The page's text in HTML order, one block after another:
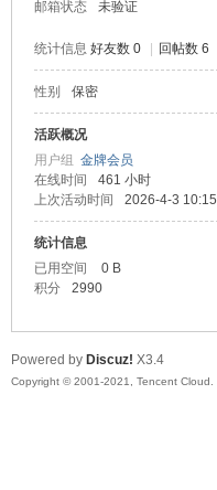
邮箱状态
未验证
统计信息 好友数 0 回帖数 6
性别 保密
活跃概况
用户组 金牌会员
在线时间
461 小时
上次活动时间
2026-4-3 10:15
统计信息
已用空间
0 B
积分
2990
Powered by Discuz! X3.4
Copyright © 2001-2021, Tencent Cloud.